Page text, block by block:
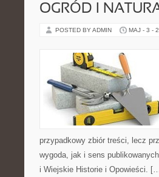
OGRÓD I
POSTED BY ADMIN MAJ - 3 -
przypadkowy zbiór treści, lecz
wygoda, jak i sens
i Wiejskie Historie i Opowieści.